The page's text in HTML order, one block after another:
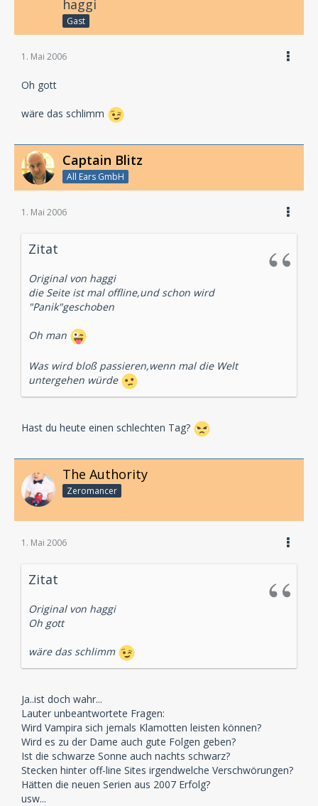
haggi
Gast
1. Mai 2006
Oh gott
wäre das schlimm
Captain Blitz
All Ears GmbH
1. Mai 2006
Zitat
Original von haggi
die Seite ist mal offline,und schon wird
"Panik"geschoben
Oh man
Was wird bloß passieren,wenn mal die Welt
untergehen würde
Hast du heute einen schlechten Tag?
The Authority
Zeromancer
1. Mai 2006
Zitat
Original von haggi
Oh gott
wäre das schlimm
Ja..ist doch wahr...
Lauter unbeantwortete Fragen:
Wird Vampira sich jemals Klamotten leisten können?
Wird es zu der Dame auch gute Folgen geben?
Ist die schwarze Sonne auch nachts schwarz?
Stecken hinter off-line Sites irgendwelche Verschwörungen?
Hätten die neuen Serien aus 2007 Erfolg?
usw...